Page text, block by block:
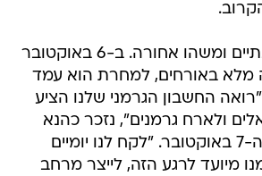
אבל קודם נלך שנתיים ומשהו אחורה. ב-6 באוקטובר
היה מלא באורחים, למחרת הוא עמד
החשבון הגרמני שלנו הציע
ולארח גרמנים", נזכר כהנא
במה קרה החל מה-7 באוקטובר. "לקח לנו יומיים
מיועד לרגע הזה, לייצר מרחב